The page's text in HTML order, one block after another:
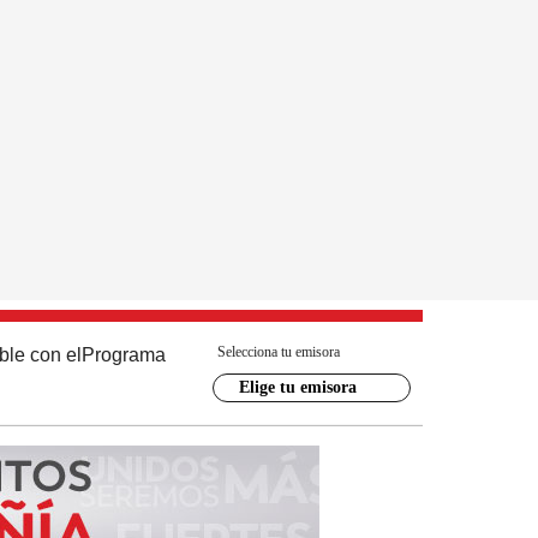
con el Programa Selecciona tu emisora
Elige tu emisora